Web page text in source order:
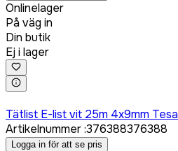
Onlinelager
På väg in
Din butik
Ej i lager
Tätlist E-list vit 25m 4x9mm Tesa
Artikelnummer:376388376388
Logga in för att se pris